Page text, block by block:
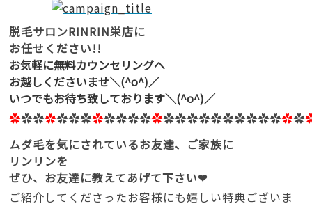
脱毛サロンRINRIN栄店に
お任せください!!
お気軽に無料カウンセリングへ
お越しくださいませ＼(^o^)／
いつでもお待ち致しております＼(^o^)／
✿✿✿✿✿✿✿✿✿✿✿✿✿✿✿✿✿✿✿✿✿✿✿✿✿
ムダ毛を気にされているお友達、ご家族に
リンリンを
ぜひ、お友達に教えてあげて下さい❤
ご紹介してくださったお客様にも嬉しい特典ございま